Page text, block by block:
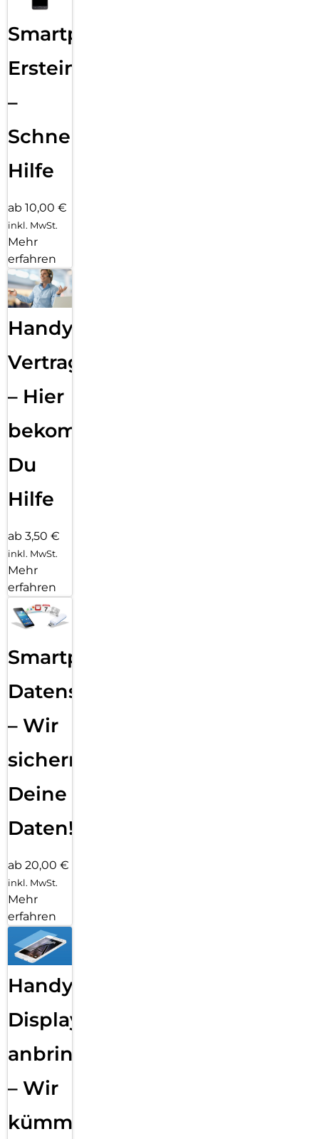
Smartphone
Ersteinrichtung
–
Schnelle
Hilfe
ab 10,00 €
inkl. MwSt.
Mehr
erfahren
Handy
Vertragsabwicklung
– Hier
bekommst
Du
Hilfe
ab 3,50 €
inkl. MwSt.
Mehr
erfahren
Smartphone
Datensicherung
– Wir
sichern
Deine
Daten!
ab 20,00 €
inkl. MwSt.
Mehr
erfahren
Handy
Displayfolie
anbringen
– Wir
kümmern